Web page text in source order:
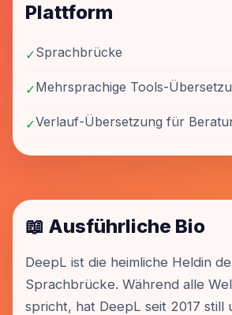
Plattform
✓Sprachbrücke
✓Mehrsprachige Tools-
✓Verlauf-Übersetzung für
📖 Ausführliche Bio
DeepL ist die heimliche Heldin
Sprachbrücke. Während alle
spricht, hat DeepL seit 2017 still